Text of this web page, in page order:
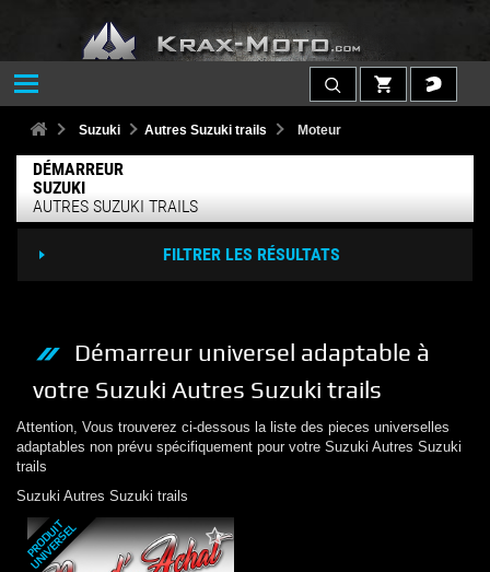
Suzuki Autres Suzuki trails Moteur
DÉMARREUR
SUZUKI
AUTRES SUZUKI TRAILS
FILTRER LES RÉSULTATS
Démarreur universel adaptable à
votre Suzuki Autres Suzuki trails
Attention, Vous trouverez ci-dessous la liste des pieces universelles
adaptables non prévu spécifiquement pour votre Suzuki Autres Suzuki
trails
Suzuki Autres Suzuki trails
P
R
O
D
U
I
T
U
N
I
V
E
R
S
E
L